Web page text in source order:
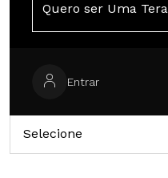
Quero ser Uma
Entrar
Selecione